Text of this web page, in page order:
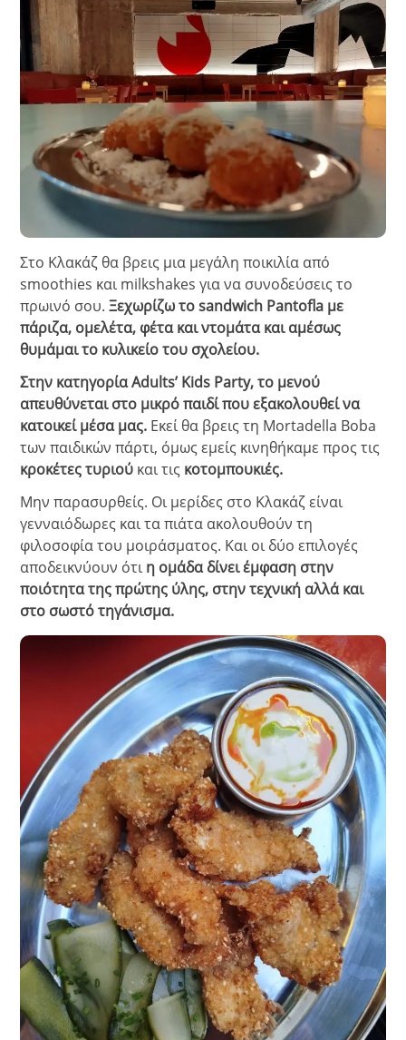
Στο Κλακάζ θα βρεις μια μεγάλη ποικιλία από
smoothies και milkshakes για να συνοδεύσεις το
πρωινό σου.Ξεχωρίζω το sandwich Pantofla με
πάριζα, ομελέτα, φέτα και ντομάτα και αμέσως
θυμάμαι το κυλικείο του σχολείου.
Στην κατηγορία Adults’ Kids Party, το μενού
απευθύνεται στο μικρό παιδί που εξακολουθεί να
κατοικεί μέσα μας. Εκεί θα βρεις τη Mortadella Boba
των παιδικών πάρτι, όμως εμείς κινηθήκαμε προς τις
κροκέτες τυριού και τις κοτομπουκιές.
Μην παρασυρθείς. Οι μερίδες στο Κλακάζ είναι
γενναιόδωρες και τα πιάτα ακολουθούν τη
φιλοσοφία του μοιράσματος. Και οι δύο επιλογές
αποδεικνύουν ότι η ομάδα δίνει έμφαση στην
ποιότητα της πρώτης ύλης, στην τεχνική αλλά και
στο σωστό τηγάνισμα.